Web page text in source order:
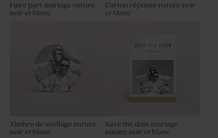
Faire part mariage nature
noir et blanc
Carton réponse nature noir
et blanc
Timbre de scellage nature
noir et blanc
Save the date mariage
nature noir et blanc